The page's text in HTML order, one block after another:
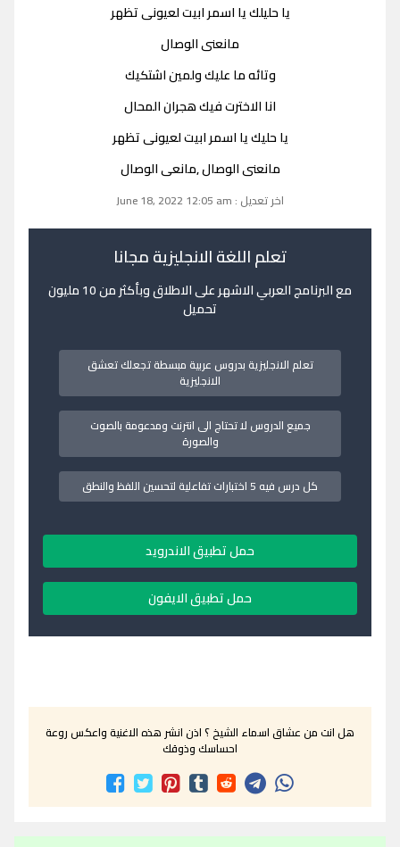
يا حليلك يا اسمر ابيت لعيونى تظهر
مانعنى الوصال
وتائه ما عليك ولمين اشتكيك
انا الاخترت فيك هجران المحال
يا حليك يا اسمر ابيت لعيونى تظهر
مانعنى الوصال ,مانعى الوصال
اخر تعديل : June 18, 2022 12:05 am
تعلم اللغة الانجليزية مجانا
مع البرنامج العربي الاشهر على الاطلاق وبأكثر من 10 مليون
تحميل
تعلم الانجليزية بدروس عربية مبسطة تجعلك تعشق
الانجليزية
جميع الدروس لا تحتاج الى انترنت ومدعومة بالصوت
والصورة
كل درس فيه 5 اختبارات تفاعلية لتحسين اللفظ والنطق
حمل تطبيق الاندرويد
حمل تطبيق الايفون
هل انت من عشاق اسماء الشيخ ؟ اذن انشر هذه الاغنية واعكس روعة
احساسك وذوقك